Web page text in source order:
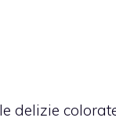
delizie